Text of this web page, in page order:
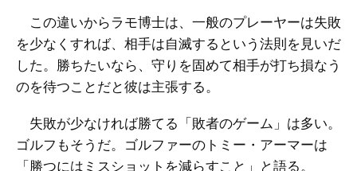
この違いからラモ博士は、一般のプレーヤーは失敗
を少なくすれば、相手は自滅するという法則を見いだ
した。勝ちたいなら、守りを固めて相手が打ち損なう
のを待つことだと彼は主張する。
失敗が少なければ勝てる「敗者のゲーム」は多い。
ゴルフもそうだ。ゴルファーのトミー・アーマーは
「勝つにはミスショットを減らすこと」と語る。